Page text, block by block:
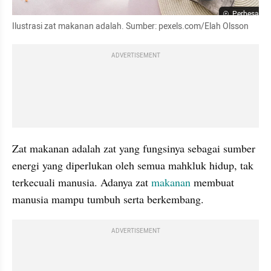
Perbesar
Ilustrasi zat makanan adalah. Sumber: pexels.com/Elah Olsson
ADVERTISEMENT
Zat makanan adalah zat yang fungsinya sebagai sumber
energi yang diperlukan oleh semua mahkluk hidup, tak
terkecuali manusia. Adanya zat makanan membuat
manusia mampu tumbuh serta berkembang.
ADVERTISEMENT